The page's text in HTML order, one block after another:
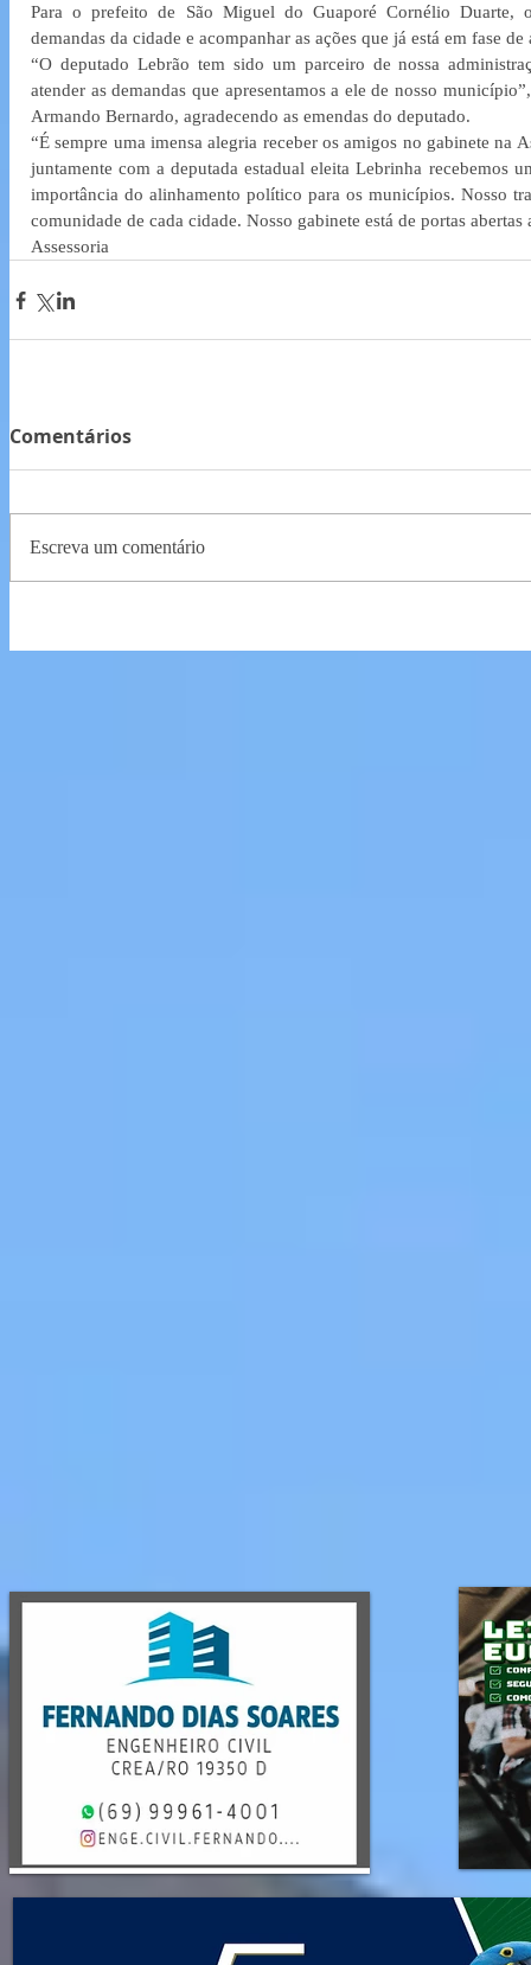
Para o prefeito de São Miguel do Guaporé Cornélio Duarte,
demandas da cidade e acompanhar as ações que já está em fase
“O deputado Lebrão tem sido um parceiro de nossa
atender as demandas que apresentamos a ele de nosso
Armando Bernardo, agradecendo as emendas do deputado.
“É sempre uma imensa alegria receber os amigos no gabinete na
juntamente com a deputada estadual eleita Lebrinha recebemos
importância do alinhamento político para os municípios. Nosso
comunidade de cada cidade. Nosso gabinete está de portas
Assessoria
Comentários
Escreva um comentário